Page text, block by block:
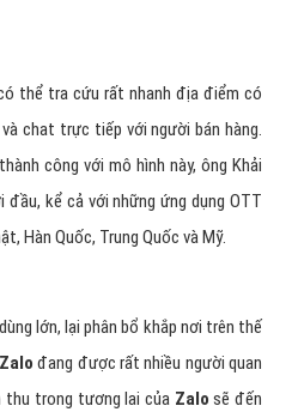
thể tra cứu rất nhanh địa điểm có
chat trực tiếp với người bán hàng.
công với mô hình này, ông Khải
kể cả với những ứng dụng OTT
Hàn Quốc, Trung Quốc và Mỹ.
lớn, lại phân bổ khắp nơi trên thế
Zalo đang được rất nhiều người quan
thu trong tương lai của Zalo sẽ đến